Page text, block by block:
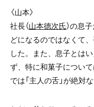
〈山本〉
社長（山本德次氏）の息
どになるのではなくて
した。また、息子とは
ず、特に和菓子につい
では「主人の舌」が絶対